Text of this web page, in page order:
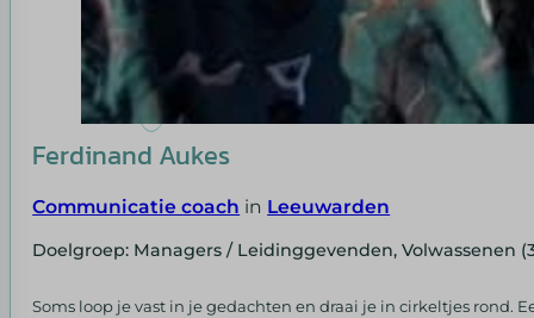
Ferdinand Aukes
Communicatie coach in Leeuwarden
Doelgroep: Managers / Leidinggevenden, Volwassenen
Soms loop je vast in je gedachten en draai je in cirkeltjes rond.